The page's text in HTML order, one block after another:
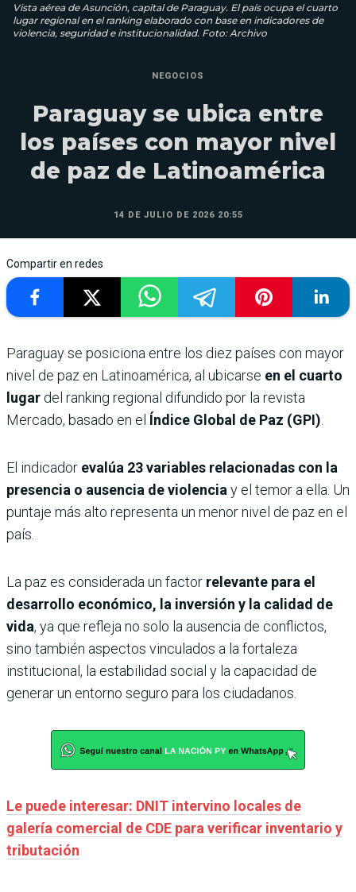
Vista aérea de Asunción, capital de Paraguay. El país ocupa el cuarto
lugar regional en el ranking elaborado con base en indicadores de
violencia, seguridad e institucionalidad. Foto: Archivo
NEGOCIOS
Paraguay se ubica entre
los países con mayor nivel
de paz de Latinoamérica
14 DE JULIO DE 2026 20:55
Compartir en redes
Paraguay se posiciona entre los diez países con mayor
nivel de paz en Latinoamérica, al ubicarse en el cuarto
lugar del ranking regional difundido por la revista
Mercado, basado en el Índice Global de Paz (GPI)
El indicador evalúa 23 variables relacionadas con la
presencia o ausencia de violencia y el temor a ella. Un
puntaje más alto representa un menor nivel de paz en el
país.
La paz es considerada un factor relevante para el
desarrollo económico, la inversión y la calidad de
vida, ya que refleja no solo la ausencia de conflictos,
sino también aspectos vinculados a la fortaleza
institucional, la estabilidad social y la capacidad de
generar un entorno seguro para los ciudadanos.
Le puede interesar: DNIT intervino locales de
galería comercial de CDE para verificar inventario y
tributación